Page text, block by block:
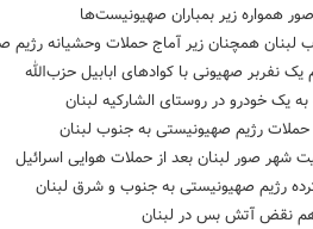
همواره زیر بمباران صهیونیست‌ها
همچنان زیر آماج حملات وحشیانه رژیم
یک نفربر صهیونی با کوادهای ابابیل حزب‌الله
یک خودرو در روستای الشارکیه لبنان
شهر صور لبنان بعد از حملات هوایی اسرائیل
رژیم صهیونیستی به جنوب و شرق لبنان
نقض آتش بس در لبنان